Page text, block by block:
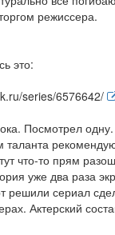
режиссера.
это:
series/6576642/
Посмотрел
таланта
что-то прям
уже два раза
решили сериал
Актерский